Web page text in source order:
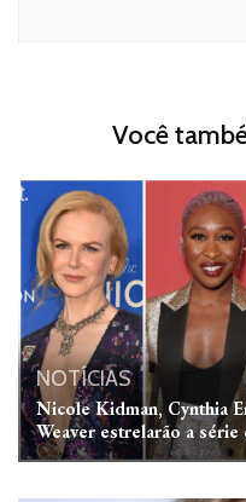
Você
NOTÍCIAS
Nicole Kidman, Cynthia
Weaver estrelarão a série